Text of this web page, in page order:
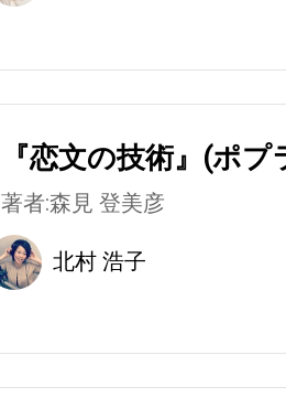
『恋文の技術』(ポプ
著者:森見 登美彦
北村 浩子